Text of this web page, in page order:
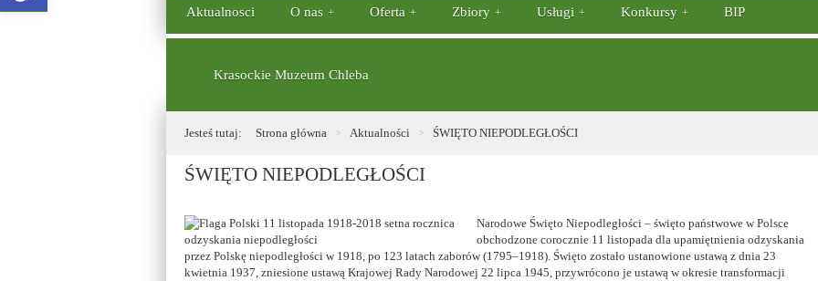
Aktualnosci O nas Oferta Zbiory Usługi Konkursy BIP
Krasockie Muzeum Chleba
Jesteś tutaj: Strona główna Aktualności ŚWIĘTO NIEPODLEGŁOŚCI
ŚWIĘTO NIEPODLEGŁOŚCI
Narodowe Święto Niepodległości – święto państwowe w Polsce
obchodzone corocznie 11 listopada dla upamiętnienia odzyskania
przez Polskę niepodległości w 1918, po 123 latach zaborów (1795–1918). Święto zostało ustanowione ustawą z dnia 23
kwietnia 1937, zniesione ustawą Krajowej Rady Narodowej 22 lipca 1945, przywrócono je ustawą w okresie transformacji